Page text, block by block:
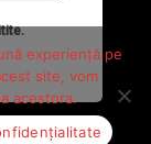
experiență pe
site, vom
acestora.